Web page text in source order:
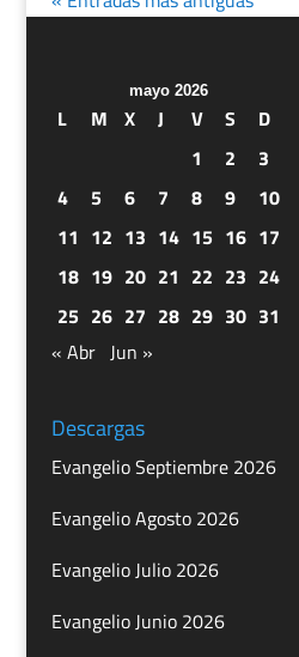
mayo 2026
L M X J V S
D
1
2
3
4
5 6 7 8 9
10
11 12 13 14 15 16 17
18 19 20 21 22 23 24
25 26 27 28 29 30 31
« Abr Jun »
Descargas
Evangelio Septiembre 2026
Evangelio Agosto 2026
Evangelio Julio 2026
Evangelio Junio 2026